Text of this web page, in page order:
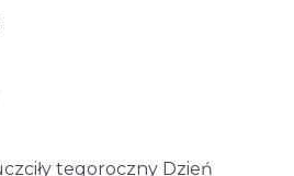
tegoroczny Dzień